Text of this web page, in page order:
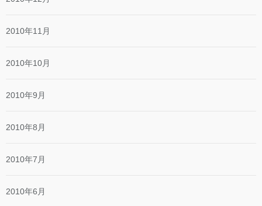
2010年11月
2010年10月
2010年9月
2010年8月
2010年7月
2010年6月